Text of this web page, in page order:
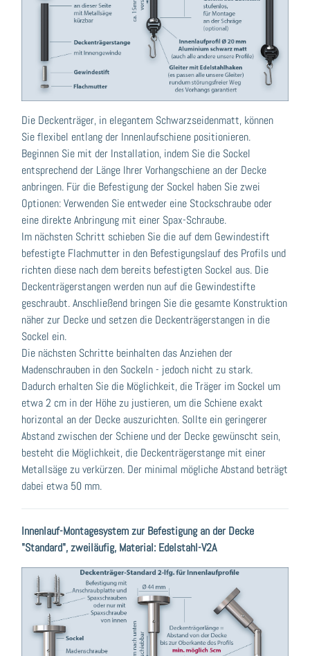
Die Deckenträger, in elegantem Schwarzseidenmatt, können
Sie flexibel entlang der Innenlaufschiene positionieren.
Beginnen Sie mit der Installation, indem Sie die Sockel
entsprechend der Länge Ihrer Vorhangschiene an der Decke
anbringen. Für die Befestigung der Sockel haben Sie zwei
Optionen: Verwenden Sie entweder eine Stockschraube oder
eine direkte Anbringung mit einer Spax-Schraube.
Im nächsten Schritt schieben Sie die auf dem Gewindestift
befestigte Flachmutter in den Befestigungslauf des Profils und
richten diese nach dem bereits befestigten Sockel aus. Die
Deckenträgerstangen werden nun auf die Gewindestifte
geschraubt. Anschließend bringen Sie die gesamte Konstruktion
näher zur Decke und setzen die Deckenträgerstangen in die
Sockel ein.
Die nächsten Schritte beinhalten das Anziehen der
Madenschrauben in den Sockeln - jedoch nicht zu stark.
Dadurch erhalten Sie die Möglichkeit, die Träger im Sockel um
etwa 2 cm in der Höhe zu justieren, um die Schiene exakt
horizontal an der Decke auszurichten. Sollte ein geringerer
Abstand zwischen der Schiene und der Decke gewünscht sein,
besteht die Möglichkeit, die Deckenträgerstange mit einer
Metallsäge zu verkürzen. Der minimal mögliche Abstand beträgt
dabei etwa 50 mm.
Innenlauf-Montagesystem zur Befestigung an der Decke
"Standard", zweiläufig, Material: Edelstahl-V2A